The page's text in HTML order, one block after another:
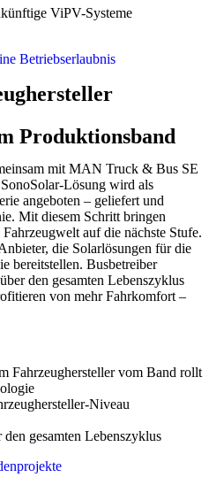
ViPV-Systeme
Betriebserlaubnis
Produktionsband
mit MAN Truck & Bus SE
Lösung wird als
angeboten – geliefert und
Mit diesem Schritt bringen
auf die nächste Stufe.
die Solarlösungen für die
bereitstellen. Busbetreiber
den gesamten Lebenszyklus
von mehr Fahrkomfort –
Fahrzeughersteller vom Band rollt
Niveau
gesamten Lebenszyklus